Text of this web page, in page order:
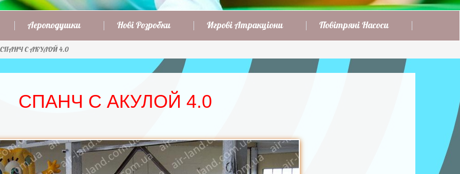
Аероподушки Нові Розробки Игрові Атракціони Повітряні Насоси
СПАНЧ С АКУЛОЙ 4.0
СПАНЧ С АКУЛОЙ 4.0